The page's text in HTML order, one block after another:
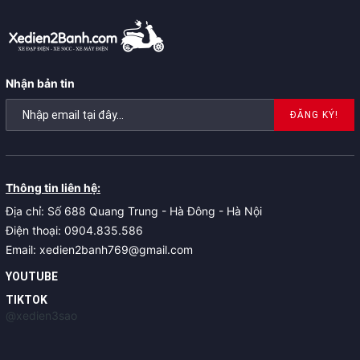
Nhận bản tin
ĐĂNG KÝ!
Thông tin liên hệ:
Địa chỉ: Số 688 Quang Trung - Hà Đông - Hà Nội
Điện thoại: 0904.835.586
Email: xedien2banh769@gmail.com
YOUTUBE
TIKTOK
@xedien3sao